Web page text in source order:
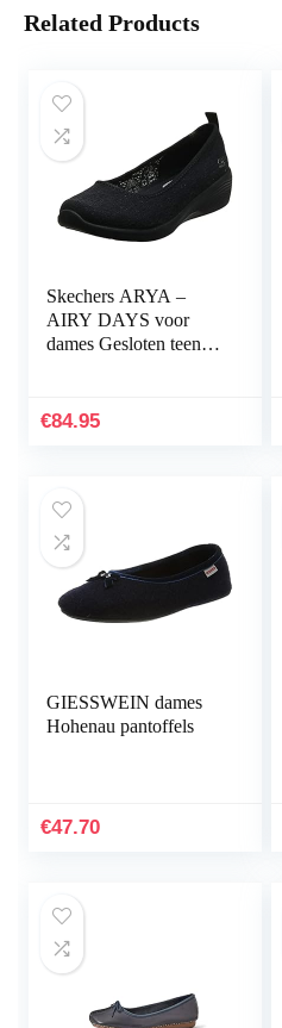
Related Products
Skechers ARYA –
AIRY DAYS voor
dames Gesloten teen
€84.95
GIESSWEIN dames
Hohenau pantoffels
€47.70